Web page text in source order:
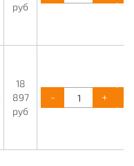
руб
18
897
руб
- +